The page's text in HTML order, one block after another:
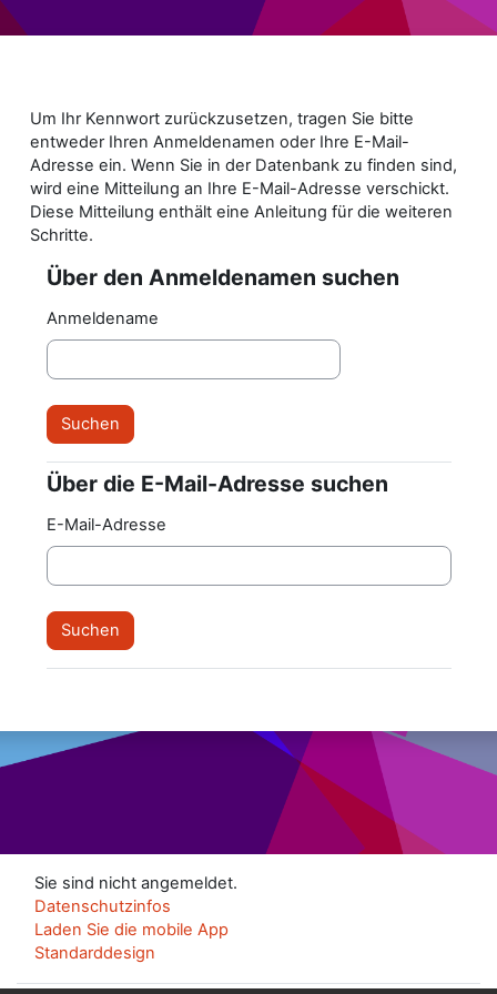
Zum Hauptinhalt
Um Ihr Kennwort zurückzusetzen, tragen Sie bitte
entweder Ihren Anmeldenamen oder Ihre E-Mail-
Adresse ein. Wenn Sie in der Datenbank zu finden sind,
wird eine Mitteilung an Ihre E-Mail-Adresse verschickt.
Diese Mitteilung enthält eine Anleitung für die weiteren
Schritte.
Über den Anmeldenamen suchen
Über den Anmeldenamen suchen
Anmeldename
Über die E-Mail-Adresse suchen
Über die E-Mail-Adresse suchen
E-Mail-Adresse
Sie sind nicht angemeldet.
Datenschutzinfos
Laden Sie die mobile App
Standarddesign